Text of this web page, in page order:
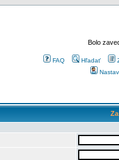
Bolo
FAQ Hľadať